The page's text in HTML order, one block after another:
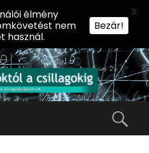
AZ
Előadássorozat
élmény
nem
használ.
Bezár!
X